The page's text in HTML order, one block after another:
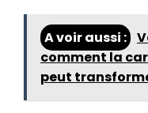
A voir aussi :
comment la
peut